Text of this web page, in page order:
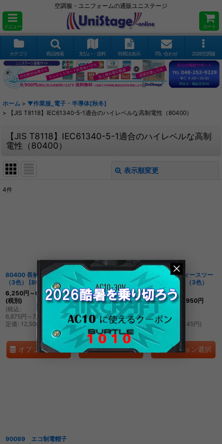
空調服・ユニフォームの通販ユニステージ
メニュー カート
カテゴリ 商品検索 支払い・送料 特商法表示 問い合わせ 2026空調服
ホーム > ▼作業服_電子・半導体[秋冬]
>
【JIS T8118】IEC61340-5-1適合のハイレベルな高制電性（80400）
【JIS T8118】IEC61340-5-1適合のハイレベルな高制
電性（80400）
表示順変更
4件
80400 長袖ブルゾン
（3色）
[80400
]
6,250円 ～6,850円
(税別)
(税込 :
6,875円 ～7,535
定価 : 12,500
オプション選択
80401 ツータックパン
ツ（3色） [80401 ]
4,900円～5,100 円
(税別)
税込:
5,390円～5,610円)
定価: 9,800 円
オプション選択
80406 レディースツー
タックパンツ（3色）
[80406]
4,550円～4,950円
(税込 :
5,005円 ～5,445円)
定価: 9,100
オプション選択
90089 エコ制電帽子